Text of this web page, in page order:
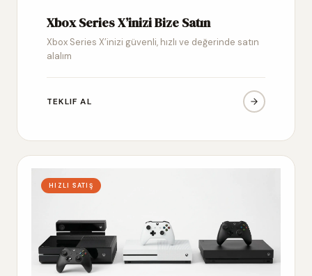
Xbox Series X’inizi Bize Satın
Xbox Series X’inizi güvenli, hızlı ve değerinde satın
alalım
TEKLIF AL
HIZLI SATIŞ